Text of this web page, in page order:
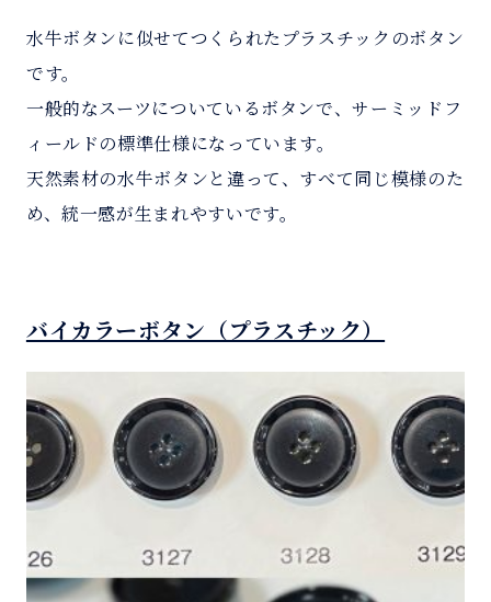
水牛ボタンに似せてつくられたプラスチックのボタン
です。
一般的なスーツについているボタンで、サーミッドフ
ィールドの標準仕様になっています。
天然素材の水牛ボタンと違って、すべて同じ模様のた
め、統一感が生まれやすいです。
バイカラーボタン（プラスチック）